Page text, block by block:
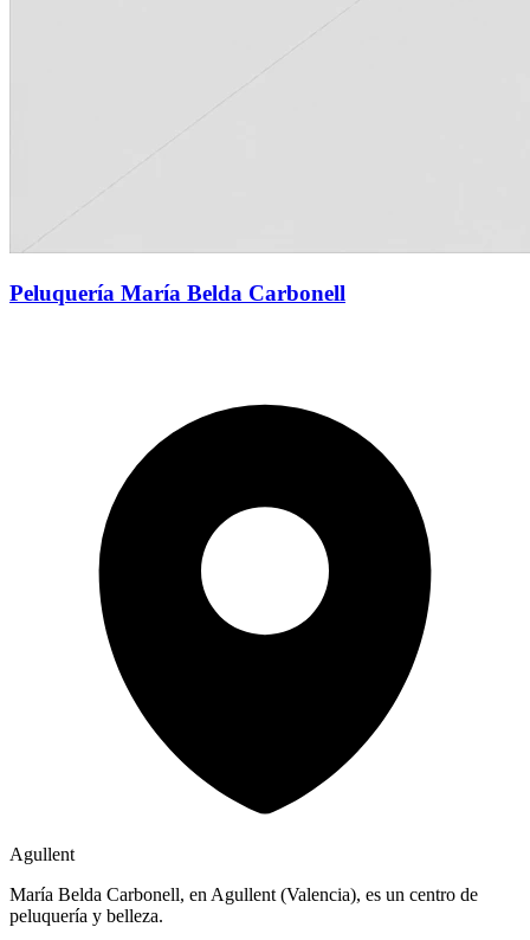
Peluquería María Belda Carbonell
Agullent
María Belda Carbonell, en Agullent (Valencia), es un centro de
peluquería y belleza.